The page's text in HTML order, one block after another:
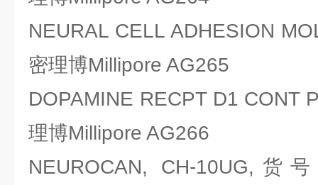
NEURAL CELL ADHESION
密理博Millipore AG265
DOPAMINE RECPT D1 CONT
理博Millipore AG266
NEUROCAN, CH-10UG,货